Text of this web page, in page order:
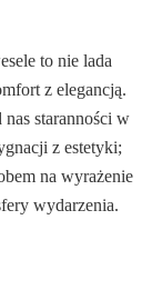
to nie lada
z elegancją.
staranności w
z estetyki;
na wyrażenie
wydarzenia.